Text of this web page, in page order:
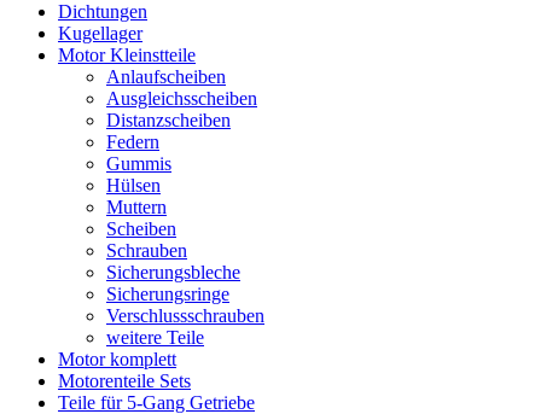
Dichtungen
Kugellager
Motor Kleinstteile
Anlaufscheiben
Ausgleichsscheiben
Distanzscheiben
Federn
Gummis
Hülsen
Muttern
Scheiben
Schrauben
Sicherungsbleche
Sicherungsringe
Verschlussschrauben
weitere Teile
Motor komplett
Motorenteile Sets
Teile für 5-Gang Getriebe